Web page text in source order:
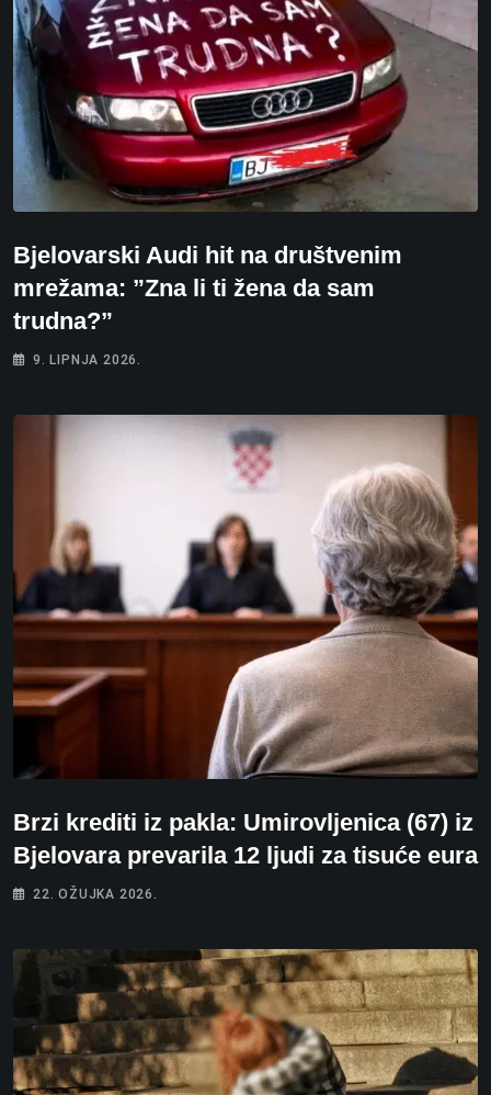
Bjelovarski Audi hit na društvenim
mrežama: ”Zna li ti žena da sam
trudna?”
9. LIPNJA 2026.
Brzi krediti iz pakla: Umirovljenica (67) iz
Bjelovara prevarila 12 ljudi za tisuće eura
22. OŽUJKA 2026.